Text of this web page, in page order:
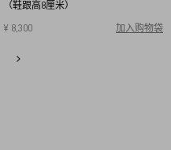
34
36
39
（鞋跟高8厘米）
¥ 8,300
加入购物袋